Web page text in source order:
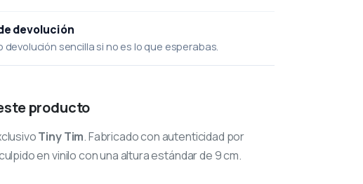
devolución
devolución sencilla si no es lo que esperabas.
producto
Tiny Tim. Fabricado con autenticidad por
en vinilo con una altura estándar de 9 cm.